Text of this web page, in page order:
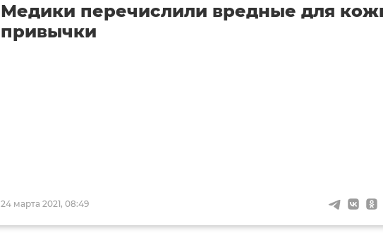
24 марта 2021, 08:49
Медики перечислили вредные для
привычки